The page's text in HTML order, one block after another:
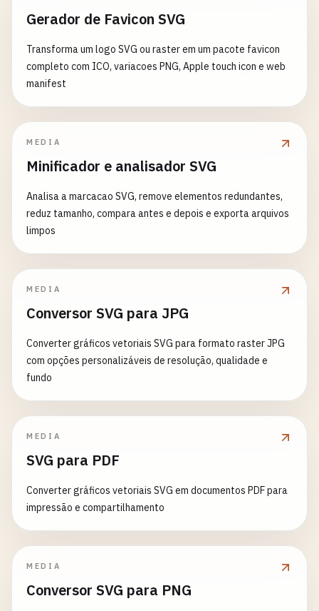
Gerador de Favicon SVG
Transforma um logo SVG ou raster em um pacote favicon
completo com ICO, variacoes PNG, Apple touch icon e web
manifest
MEDIA
Minificador e analisador SVG
Analisa a marcacao SVG, remove elementos redundantes,
reduz tamanho, compara antes e depois e exporta arquivos
limpos
MEDIA
Conversor SVG para JPG
Converter gráficos vetoriais SVG para formato raster JPG
com opções personalizáveis de resolução, qualidade e
fundo
MEDIA
SVG para PDF
Converter gráficos vetoriais SVG em documentos PDF para
impressão e compartilhamento
MEDIA
Conversor SVG para PNG